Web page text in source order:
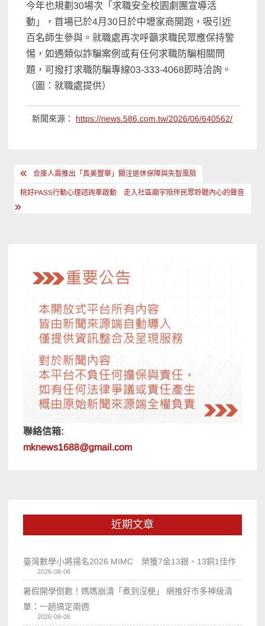
今年也規劃30場次「求職安全校園劇團宣導活
動」，首場已於4月30日於中壢家商開跑，吸引近
百名師生參與。就職處再次呼籲求職民眾應保持警
惕，如遇類似詐騙案例或有任何求職防騙相關問
題，可撥打求職防騙專線03-333-4068即時洽詢。
（圖：就職處提供）
新聞來源： https://news.586.com.tw/2026/06/640562/
文
章
導
合庫人壽推出「真美豐華」關注退休保障與失智風險
桃好PASS行動心理諮詢車啟動 走入社區廟宇陪伴民眾聆聽內心的聲音
聯絡信箱:
mknews1688@gmail.com
近期文章
臺灣數學小將揚名2026 MIMC​ 榮獲7金13銀、13銅1佳作
2026-08-06
暑假開學倒數！媽媽崩潰「煮到沒梗」 網推好市多神級清
單：一趟搞定兩週
2026-08-06